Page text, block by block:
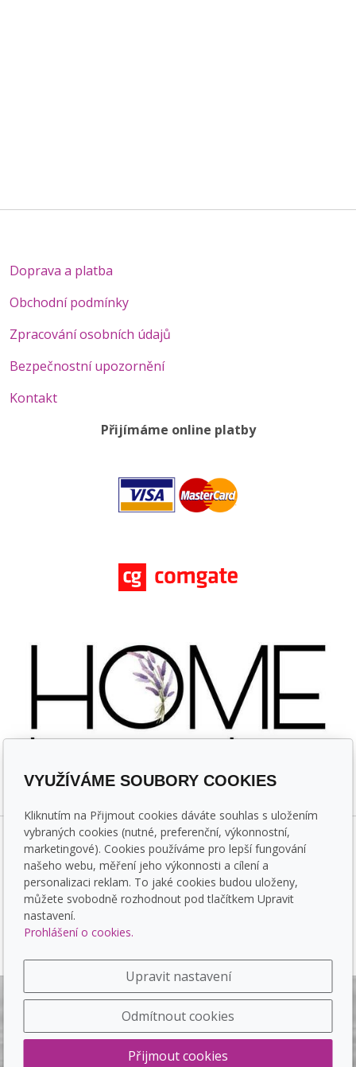
Doprava a platba
Obchodní podmínky
Zpracování osobních údajů
Bezpečnostní upozornění
Kontakt
Přijímáme online platby
© 2026 Home Herbs
inPage-webové stránky
VYUŽÍVÁME SOUBORY COOKIES
Kliknutím na Přijmout cookies dáváte souhlas s uložením
vybraných cookies (nutné, preferenční, výkonnostní,
marketingové). Cookies používáme pro lepší fungování
našeho webu, měření jeho výkonnosti a cílení a
personalizaci reklam. To jaké cookies budou uloženy,
můžete svobodně rozhodnout pod tlačítkem Upravit
nastavení.
Prohlášení o cookies.
Upravit nastavení
Odmítnout cookies
Přijmout cookies